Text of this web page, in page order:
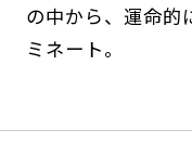
の中から、運命的
ミネート。